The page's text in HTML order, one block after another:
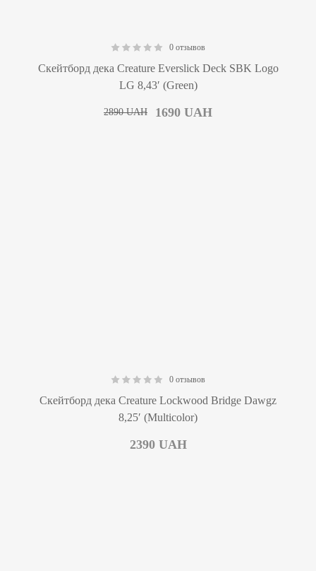
0 отзывов
Скейтборд дека Creature Everslick Deck SBK Logo
LG 8,43′ (Green)
1690UAH
2890UAH
0 отзывов
Скейтборд дека Creature Lockwood Bridge Dawgz
8,25′ (Multicolor)
2390 UAH